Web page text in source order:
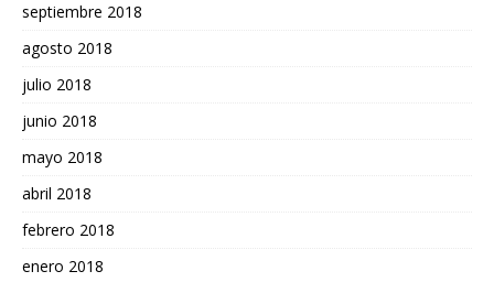
septiembre 2018
agosto 2018
julio 2018
junio 2018
mayo 2018
abril 2018
febrero 2018
enero 2018